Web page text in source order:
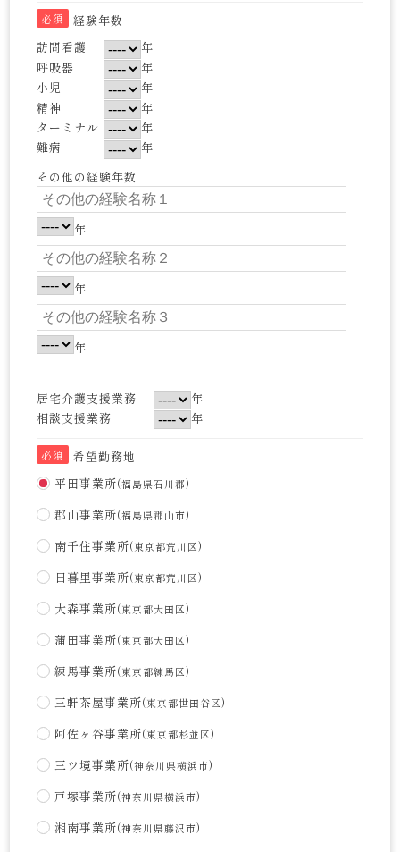
必須
経験年数
訪問看護
年
呼吸器
年
小児
年
精神
年
ターミナル
年
難病
年
その他の経験年数
年
年
年
居宅介護支援業務
年
相談支援業務
年
必須
希望勤務地
平田事業所(福島県石川郡)
郡山事業所(福島県郡山市)
南千住事業所(東京都荒川区)
日暮里事業所(東京都荒川区)
大森事業所(東京都大田区)
蒲田事業所(東京都大田区)
練馬事業所(東京都練馬区)
三軒茶屋事業所(東京都世田谷区)
阿佐ヶ谷事業所(東京都杉並区)
三ツ境事業所(神奈川県横浜市)
戸塚事業所(神奈川県横浜市)
湘南事業所(神奈川県藤沢市)